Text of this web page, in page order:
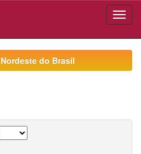
do Brasil